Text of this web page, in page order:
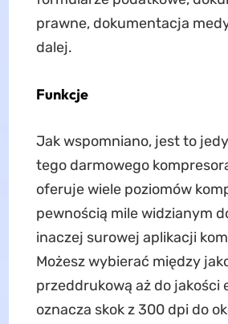
prawne, dokumentacja
dalej.
Funkcje
Jak wspomniano, jest to
tego darmowego
oferuje wiele poziomów
pewnością mile widzianym
inaczej surowej aplikacji
Możesz wybierać między
przeddrukową aż do jakości
oznacza skok z 300 dpi do